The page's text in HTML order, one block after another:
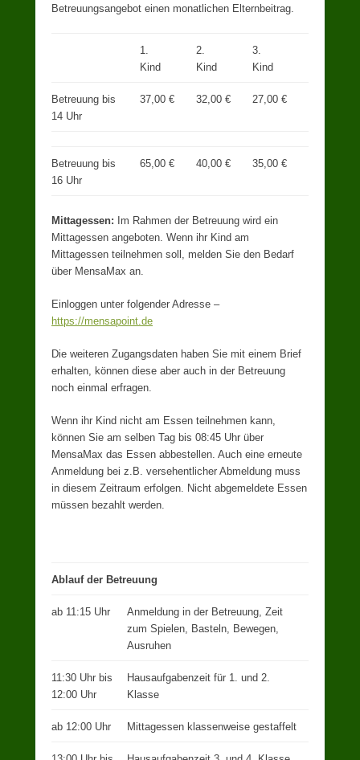
Betreuungsangebot einen monatlichen Elternbeitrag.
1.
Kind
2.
Kind
3.
Kind
Betreuung bis
14 Uhr
37,00 € 32,00 € 27,00 €
Betreuung bis
16 Uhr
65,00 € 40,00 € 35,00 €
Mittagessen:
Im Rahmen der Betreuung wird ein
Mittagessen angeboten. Wenn ihr Kind am
Mittagessen teilnehmen soll, melden Sie den Bedarf
über MensaMax an.
Einloggen unter folgender Adresse –
https://mensapoint.de
Die weiteren Zugangsdaten haben Sie mit einem Brief
erhalten, können diese aber auch in der Betreuung
noch einmal erfragen.
Wenn ihr Kind nicht am Essen teilnehmen kann,
können Sie am selben Tag bis 08:45 Uhr über
MensaMax das Essen abbestellen. Auch eine erneute
Anmeldung bei z.B. versehentlicher Abmeldung muss
in diesem Zeitraum erfolgen. Nicht abgemeldete Essen
müssen bezahlt werden.
Ablauf der Betreuung
ab 11:15 Uhr
Anmeldung in der Betreuung, Zeit
zum Spielen, Basteln, Bewegen,
Ausruhen
11:30 Uhr bis
12:00 Uhr
Hausaufgabenzeit für 1. und 2.
Klasse
ab 12:00 Uhr Mittagessen klassenweise gestaffelt